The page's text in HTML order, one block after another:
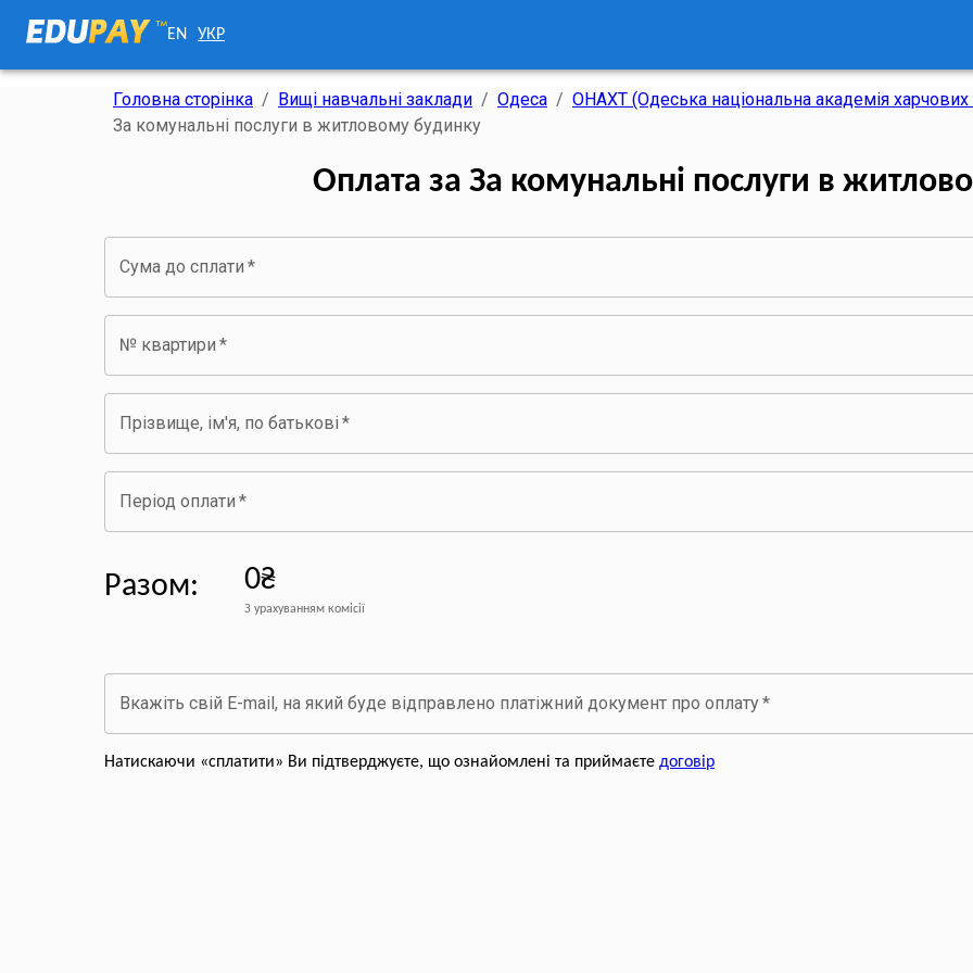
EN УКР
Головна сторінка / Вищі навчальні заклади / Одеса / ОНАХТ (Одеська національна академія харчових
За комунальні послуги в житловому будинку
Оплата за За комунальні послуги в
Сума до сплати *
№ квартири *
Прізвище, ім'я, по батькові *
Період оплати *
Разом: 0₴
З урахуванням комісії
Вкажіть свій E-mail, на який буде відправлено платіжний документ про оплату*
Натискаючи «сплатити» Ви підтверджуєте, що ознайомлені та приймаєте договір